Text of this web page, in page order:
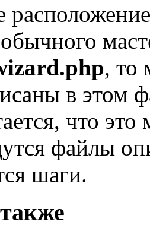
, то
в этом
что
файлы
шаги.